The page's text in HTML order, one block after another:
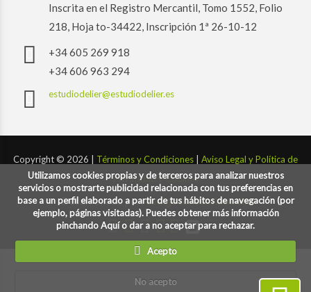
Utilizamos cookies propias y de terceros para analizar nuestros
servicios o mostrarte publicidad relacionada con tus preferencias en
base a un perfil elaborado a partir de tus hábitos de navegación (por
ejemplo, páginas visitadas). Puedes obtener más información
pinchando Aquí o dar a no aceptar para rechazar.
Acepto
No acepto
Inscrita en el Registro Mercantil, Tomo 1552, Folio
218, Hoja to-34422, Inscripción 1ª 26-10-12
+34 605 269 918
+34 606 963 294
estudiodelier@estudiodelier.es
Copyright © 2026 | Términos y Condiciones
Aviso Legal y Política de
Privacidad y Cookies
Desarrollado por:codigoconsentido.com